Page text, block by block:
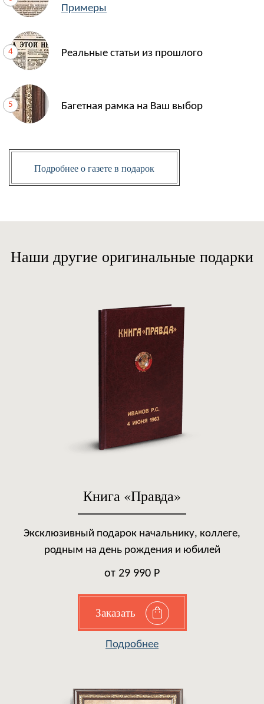
Примеры
Реальные статьи из прошлого
Багетная рамка на Ваш выбор
Подробнее о газете в подарок
Наши другие оригинальные подарки
Книга «Правда»
Эксклюзивный подарок начальнику, коллеге,
родным на день рождения и юбилей
от 29 990 Р
Заказать
Подробнее